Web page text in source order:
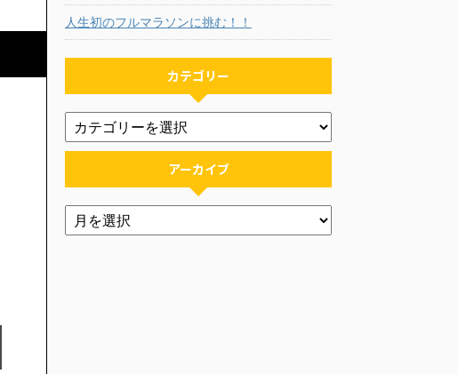
人生初のフルマラソンに挑む！！
カテゴリー
アーカイブ